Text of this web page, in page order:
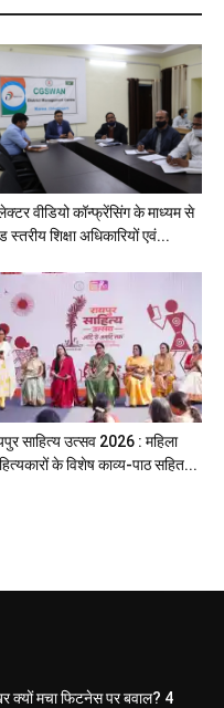
वीडियो कॉन्फ्रेंसिंग के माध्यम से
स्तरीय शिक्षा अधिकारियों एवं...
साहित्य उत्सव 2026 : महिला
के विशेष काव्य-पाठ सहित...
क्यों मचा फिटनेस पर बवाल? 4